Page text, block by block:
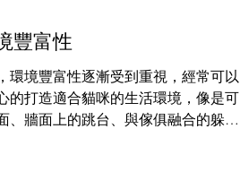
豐富性
環境豐富性逐漸受到重視，經常可以
的打造適合貓咪的生活環境，像是可
、牆面上的跳台、與傢俱融合的躲藏